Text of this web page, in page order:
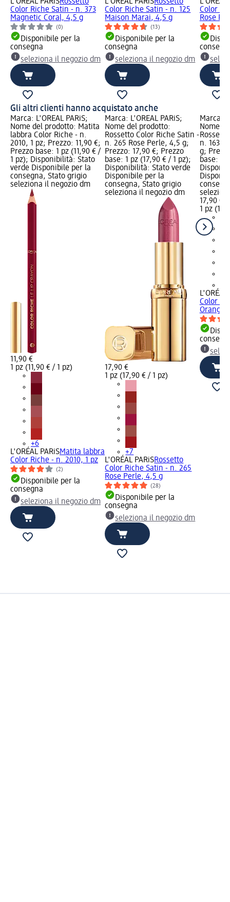
Color Riche Satin - n. 373
Magnetic Coral, 4,5 g
(0)
Disponibile per la
consegna
seleziona il negozio dm
Color Riche Satin - n. 125
Maison Marai, 4,5 g
(13)
Disponibile per la
consegna
seleziona il negozio dm
Color
Rose
Gli altri clienti hanno acquistato anche
Marca: L'ORÉAL PARiS;
Nome del prodotto: Matita
labbra Color Riche - n.
2010, 1 pz; Prezzo: 11,90 €;
Prezzo base: 1 pz (11,90 € /
1 pz); Disponibilità: Stato
verde Disponibile per la
consegna, Stato grigio
seleziona il negozio dm
11,90 €
1 pz (11,90 € / 1 pz)
+6
L'ORÉAL PARiSMatita labbra
Color Riche - n. 2010, 1 pz
(2)
Disponibile per la
consegna
seleziona il negozio dm
Marca: L'ORÉAL PARiS;
Nome del prodotto:
Rossetto Color Riche Satin -
n. 265 Rose Perle, 4,5 g;
Prezzo: 17,90 €; Prezzo
base: 1 pz (17,90 € / 1 pz);
Disponibilità: Stato verde
Disponibile per la
consegna, Stato grigio
seleziona il negozio dm
17,90 €
1 pz (17,90 € / 1 pz)
+7
L'ORÉAL PARiSRossetto
Color Riche Satin - n. 265
Rose Perle, 4,5 g
(28)
Disponibile per la
consegna
seleziona il negozio dm
Marca:
Nome
n. 163
g;
base: 1
17,90 €
1 pz
L'ORÉAL
Color
Orange